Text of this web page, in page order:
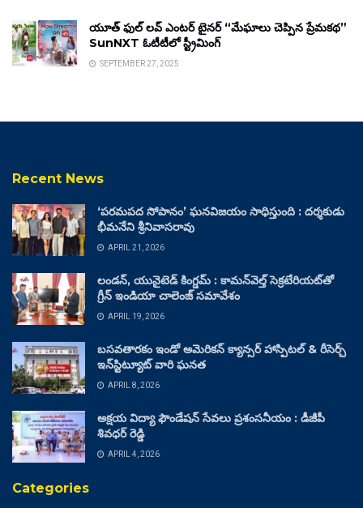
యూత్ ఫుల్ లవ్ ఎంటర్ టైనర్ “మేఘాలు చెప్పిన ప్రేమకథ”
SunNXT ఓటీటీలో స్ట్రీమింగ్
SEPTEMBER 27, 2025
Recent News
‘పరమపద సోపానం’ ఘనవిజయం సాధిస్తుంది : దర్శకుడు
భీమనేని శ్రీనివాసరావు
APRIL 21, 2026
లండన్, యునైటెడ్ కింగ్డమ్ : కామన్‌వెల్త్ సెక్రటేరియట్‌తో
గ్రీన్ ఇండియా చాలెంజ్ సమావేశం
APRIL 19, 2026
బసవతారకం ఇండో అమెరికన్ క్యాన్సర్ హాస్పిటల్ & రీసెర్చ్
ఇన్‌స్టిట్యూట్ వారి ఘనత
APRIL 8, 2026
అక్షయ విద్యా ఫౌండేషన్ సేవలు ప్రశంసనీయం : డీజీపీ
శివధర్ రెడ్డి
APRIL 4, 2026
Categories